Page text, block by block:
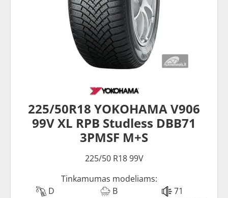
225/50R18 YOKOHAMA V906
99V XL RPB Studless DBB71
3PMSF M+S
225/50 R18 99V
Tinkamumas modeliams:
D
B 71